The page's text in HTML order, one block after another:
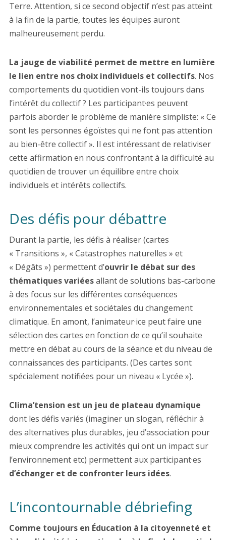
Terre. Attention, si ce second objectif n’est pas atteint
à la fin de la partie, toutes les équipes auront
malheureusement perdu.
La jauge de viabilité permet de mettre en lumière
le lien entre nos choix individuels et collectifs. Nos
comportements du quotidien vont-ils toujours dans
l’intérêt du collectif ? Les participant·es peuvent
parfois aborder le problème de manière simpliste: « Ce
sont les personnes égoïstes qui ne font pas attention
au bien-être collectif ». Il est intéressant de relativiser
cette affirmation en nous confrontant à la difficulté au
quotidien de trouver un équilibre entre choix
individuels et intérêts collectifs.
Des défis pour débattre
Durant la partie, les défis à réaliser (cartes
« Transitions », « Catastrophes naturelles » et
« Dégâts ») permettent d’ouvrir le débat sur des
thématiques variéesallant de solutions bas-carbone
à des focus sur les différentes conséquences
environnementales et sociétales du changement
climatique. En amont, l’animateur·ice peut faire une
sélection des cartes en fonction de ce qu’il souhaite
mettre en débat au cours de la séance et du niveau de
connaissances des participants. (Des cartes sont
spécialement notifiées pour un niveau « Lycée »).
Clima’tension est un jeu de plateau dynamique
dont les défis variés (imaginer un slogan, réfléchir à
des alternatives plus durables, jeu d’association pour
mieux comprendre les activités qui ont un impact sur
l’environnement etc) permettent aux participant·es
d’échanger et de confronter leurs idées.
L’incontournable débriefing
Comme toujours en Éducation à la citoyenneté et